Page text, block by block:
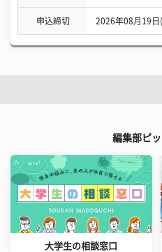
申込締切 2026年08月19日
編集部ピ
大学生の相談窓口